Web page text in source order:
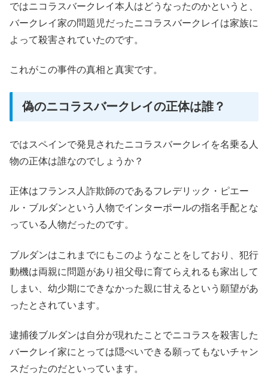
ではニコラスバークレイ本人はどうなったのかというと、
バークレイ家の問題児だったニコラスバークレイは家族に
よって殺害されていたのです。
これがこの事件の真相と真実です。
偽のニコラスバークレイの正体は誰？
ではスペインで発見されたニコラスバークレイを名乗る人
物の正体は誰なのでしょうか？
正体はフランス人詐欺師のであるフレデリック・ピエー
ル・ブルダンという人物でインターポールの指名手配とな
っている人物だったのです。
ブルダンはこれまでにもこのようなことをしており、犯行
動機は両親に問題があり祖父母に育てらえれるも家出して
しまい、幼少期にできなかった親に甘えるという願望があ
ったとされています。
逮捕後ブルダンは自分が現れたことでニコラスを殺害した
バークレイ家にとっては隠ぺいできる願ってもないチャン
スだったのだといっています。